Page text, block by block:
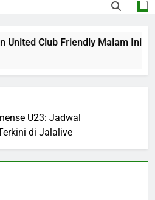
Club Friendly Malam Ini
U23: Jadwal
di Jalalive